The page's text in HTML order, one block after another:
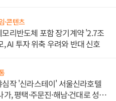
·콘텐츠
리반도체 포함 장기계약 '2.7조
, AI 투자 위축 우려와 반대 신호
작 '신라스테이' 서울신라호텔
, 평택·주문진·해남·건대로 성